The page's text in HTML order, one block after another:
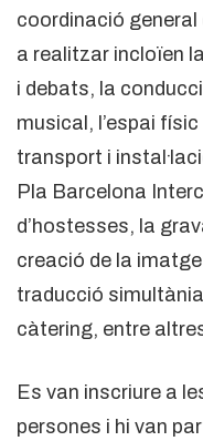
coordinació
a realitzar incloïen
i debats, la
musical, l’espai
transport i
Pla Barcelona
d’hostesses, la
creació de la
traducció
càtering, entre
Es van inscriure a
persones i hi van